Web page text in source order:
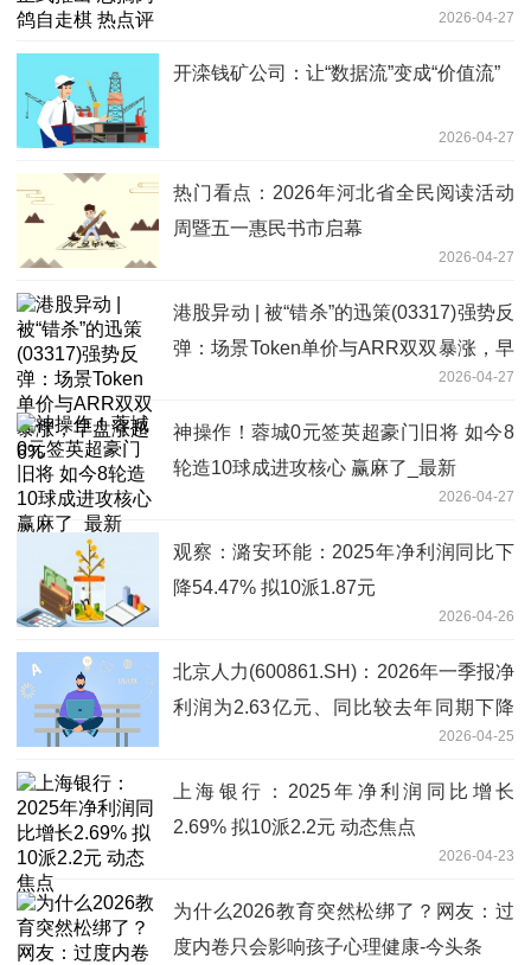
2026-04-27
开滦钱矿公司：让“数据流”变成“价值流”
2026-04-27
热门看点：2026年河北省全民阅读活动
周暨五一惠民书市启幕
2026-04-27
港股异动 | 被“错杀”的迅策(03317)强势反
弹：场景Token单价与ARR双双暴涨，早
2026-04-27
神操作！蓉城0元签英超豪门旧将 如今8
轮造10球成进攻核心 赢麻了_最新
2026-04-27
观察：潞安环能：2025年净利润同比下
降54.47% 拟10派1.87元
2026-04-26
北京人力(600861.SH)：2026年一季报净
利润为2.63亿元、同比较去年同期下降
2026-04-25
上海银行：2025年净利润同比增长
2.69% 拟10派2.2元 动态焦点
2026-04-23
为什么2026教育突然松绑了？网友：过
度内卷只会影响孩子心理健康-今头条